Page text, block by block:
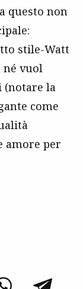
questo non
stile-Watt
né vuol
(notare la
come
amore per